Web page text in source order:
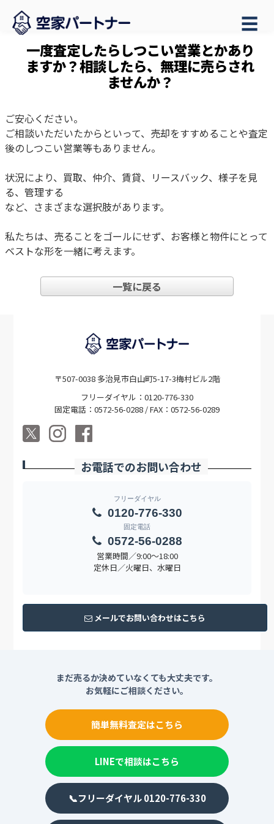
☰
一度査定したらしつこい営業とかあり
ますか？相談したら、無理に売らされ
ませんか？
ご安心ください。
ご相談いただいたからといって、売却をすすめることや査定
後のしつこい営業等もありません。
状況により、買取、仲介、賃貸、リースバック、様子を見
る、管理する
など、さまざまな選択肢があります。
私たちは、売ることをゴールにせず、お客様と物件にとって
ベストな形を一緒に考えます。
一覧に戻る
〒507-0038 多治見市白山町5-17-3梅村ビル2階
フリーダイヤル：0120-776-330
固定電話：0572-56-0288 / FAX：0572-56-0289
お電話でのお問い合わせ
営業時間／9:00〜18:00
定休日／火曜日、水曜日
フリーダイヤル
0120-776-330
固定電話
0572-56-0288
メールでお問い合わせはこちら
まだ売るか決めていなくても大丈夫です。
お気軽にご相談ください。
簡単無料査定はこちら
LINEで相談はこちら
📞フリーダイヤル 0120-776-330